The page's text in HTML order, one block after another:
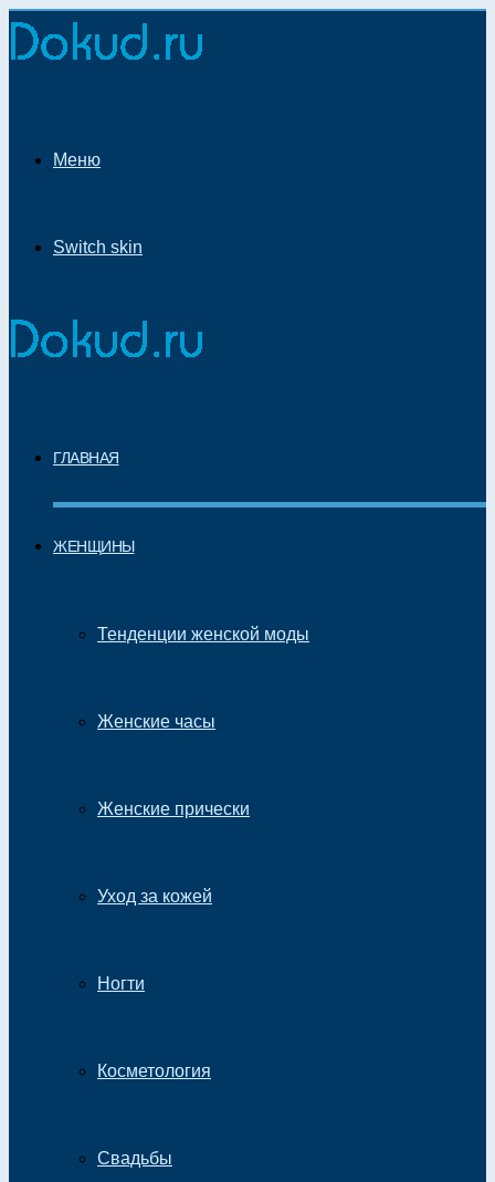
Меню
Switch skin
ГЛАВНАЯ
ЖЕНЩИНЫ
Тенденции женской моды
Женские часы
Женские прически
Уход за кожей
Ногти
Косметология
Свадьбы